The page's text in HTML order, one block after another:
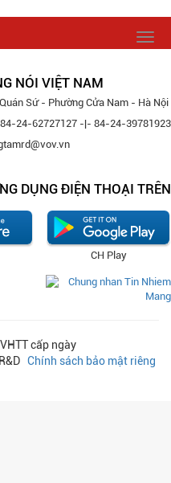
NÓI VIỆT NAM
Sứ - Phường Cửa Nam - Hà Nội
24-62727127 -|- 84-24-39781923
DỤNG ĐIỆN THOẠI TRÊN
CH Play
cấp ngày
Chính sách bảo mật riêng